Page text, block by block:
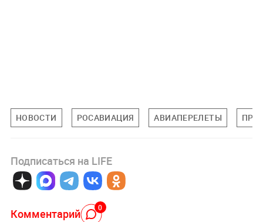
НОВОСТИ РОСАВИАЦИЯ АВИАПЕРЕЛЕТЫ
Подписаться на LIFE
Комментарий 0